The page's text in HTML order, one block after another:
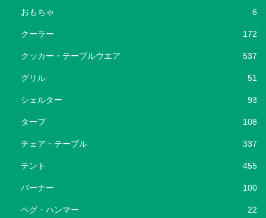
おもちゃ 6
クーラー 172
クッカー・テーブルウエア 537
グリル 51
シェルター 93
タープ 108
チェア・テーブル 337
テント 455
バーナー 100
ペグ・ハンマー 22